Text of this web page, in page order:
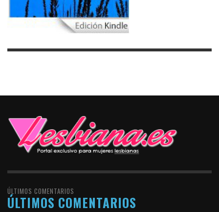
ÚLTIMOS COMENTARIOS
ÚLTIMOS COMENTARIOS